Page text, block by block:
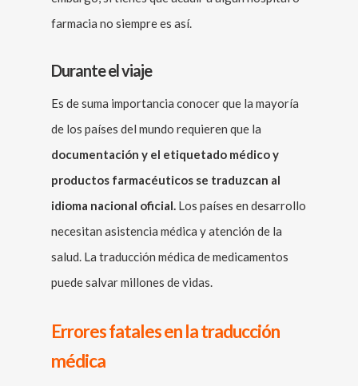
farmacia no siempre es así.
Durante el viaje
Es de suma importancia conocer que la mayoría
de los países del mundo requieren que la
documentación y el etiquetado médico y
productos farmacéuticos se traduzcan al
idioma nacional oficial. Los países en desarrollo
necesitan asistencia médica y atención de la
salud. La traducción médica de medicamentos
puede salvar millones de vidas.
Errores fatales en la traducción
médica